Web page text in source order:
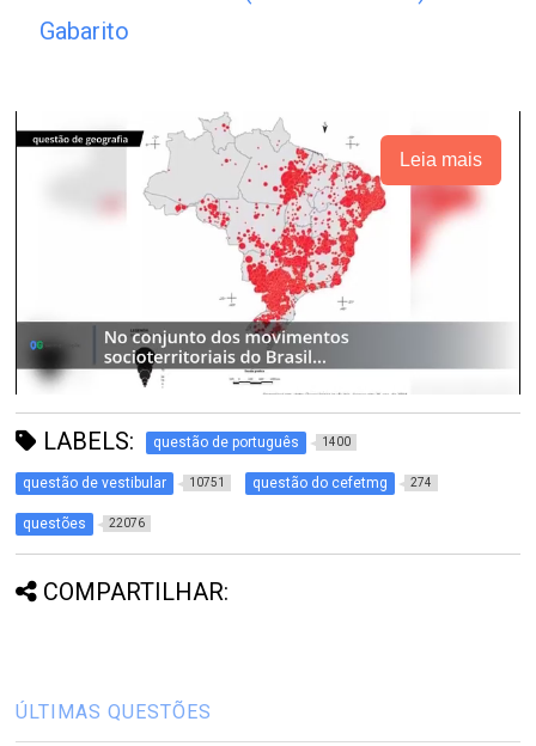
Gabarito
Leia mais
LABELS: questão de português 1400
questão de vestibular 10751 questão do cefetmg 274
questões 22076
COMPARTILHAR:
ÚLTIMAS QUESTÕES